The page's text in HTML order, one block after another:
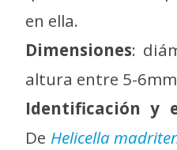
en ella.
Dimensiones:
altura entre 5-
Identificación y
De Helicella